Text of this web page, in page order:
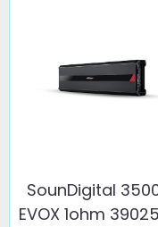
SounDigital
EVOX 1ohm